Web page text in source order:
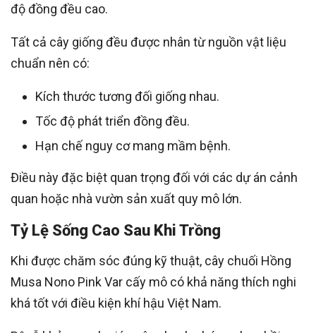
độ đồng đều cao.
Tất cả cây giống đều được nhân từ nguồn vật liệu
chuẩn nên có:
Kích thước tương đối giống nhau.
Tốc độ phát triển đồng đều.
Hạn chế nguy cơ mang mầm bệnh.
Điều này đặc biệt quan trọng đối với các dự án cảnh
quan hoặc nhà vườn sản xuất quy mô lớn.
Tỷ Lệ Sống Cao Sau Khi Trồng
Khi được chăm sóc đúng kỹ thuật, cây chuối Hồng
Musa Nono Pink Var cấy mô có khả năng thích nghi
khá tốt với điều kiện khí hậu Việt Nam.